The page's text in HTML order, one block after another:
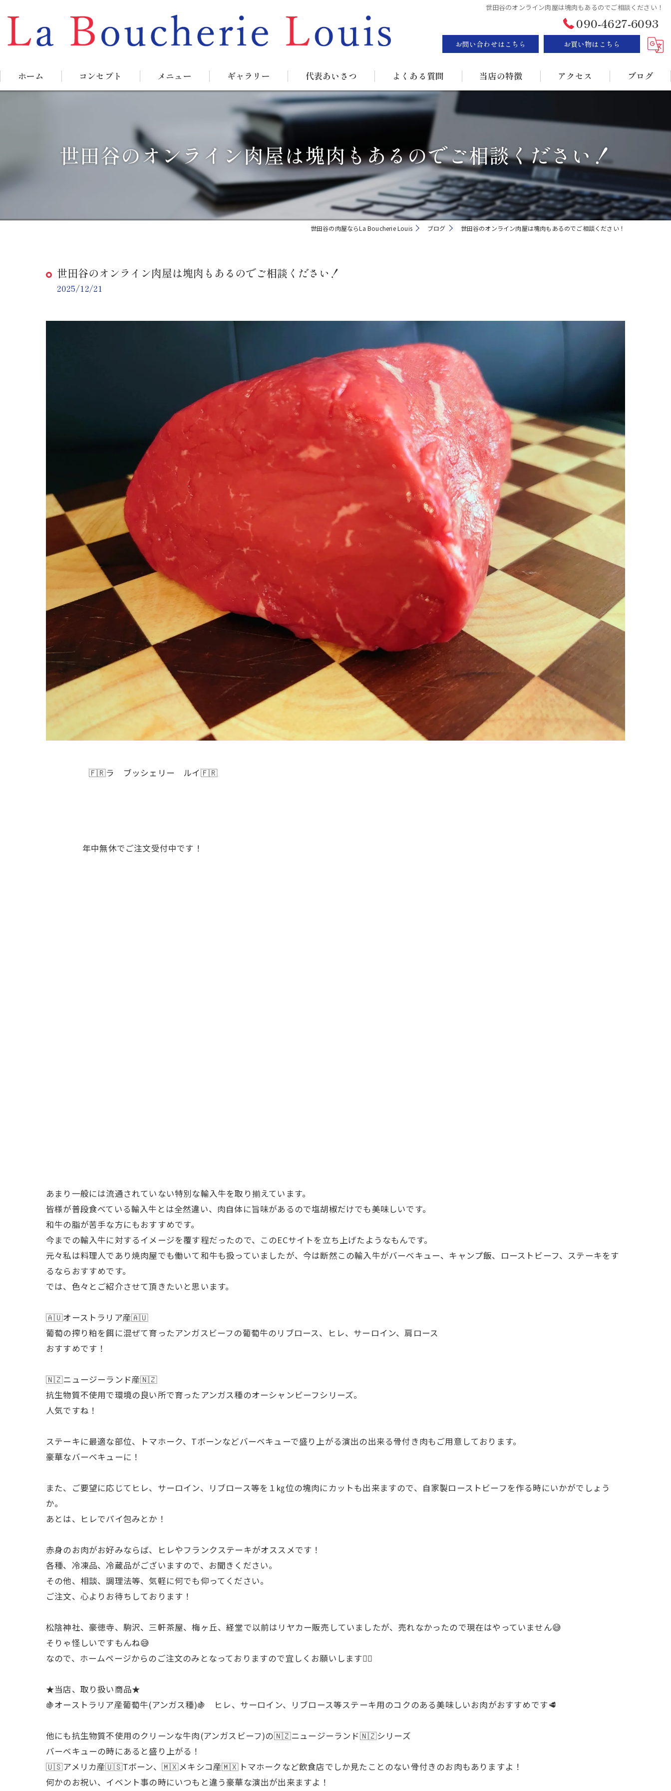
世田谷のオンライン肉屋は塊肉もあるのでご相談ください！
090-4627-6093
お問い合わせはこちら お買い物はこちら
ホーム コンセプト メニュー ギャラリー 代表あいさつ よくある質問 当店の特徴
ステーキ
BBQ
販売
持ち帰り
アクセス ブログ
世田谷のオンライン肉屋は塊肉もあるのでご相談ください！
世田谷の肉屋ならLa Boucherie Louis ブログ 世田谷のオンライン肉屋は塊肉もあるのでご相談ください！
世田谷のオンライン肉屋は塊肉もあるのでご相談ください！
2025/12/21
🇫🇷ラ ブッシェリー ルイ🇫🇷
年中無休でご注文受付中です！
あまり一般には流通されていない特別な輸入牛を取り揃えています。
皆様が普段食べている輸入牛とは全然違い、肉自体に旨味があるので塩胡椒だけでも美味しいです。
和牛の脂が苦手な方にもおすすめです。
今までの輸入牛に対するイメージを覆す程だったので、このECサイトを立ち上げたようなもんです。
元々私は料理人であり焼肉屋でも働いて和牛も扱っていましたが、今は断然この輸入牛がバーベキュー、キャンプ飯、ローストビーフ、ステーキをす
るならおすすめです。
では、色々とご紹介させて頂きたいと思います。
🇦🇺オーストラリア産🇦🇺
葡萄の搾り粕を餌に混ぜて育ったアンガスビーフの葡萄牛のリブロース、ヒレ、サーロイン、肩ロース
おすすめです！
🇳🇿ニュージーランド産🇳🇿
抗生物質不使用で環境の良い所で育ったアンガス種のオーシャンビーフシリーズ。
人気ですね！
ステーキに最適な部位、トマホーク、Tボーンなどバーベキューで盛り上がる演出の出来る骨付き肉もご用意しております。
豪華なバーベキューに！
また、ご要望に応じてヒレ、サーロイン、リブロース等を１㎏位の塊肉にカットも出来ますので、自家製ローストビーフを作る時にいかがでしょう
か。
あとは、ヒレでパイ包みとか！
赤身のお肉がお好みならば、ヒレやフランクステーキがオススメです！
各種、冷凍品、冷蔵品がございますので、お聞きください。
その他、相談、調理法等、気軽に何でも仰ってください。
ご注文、心よりお待ちしております！
松陰神社、豪徳寺、駒沢、三軒茶屋、梅ヶ丘、経堂で以前はリヤカー販売していましたが、売れなかったので現在はやっていません😅
そりゃ怪しいですもんね😅
なので、ホームページからのご注文のみとなっておりますので宜しくお願いします🙇‍♂
★当店、取り扱い商品★
🍇オーストラリア産葡萄牛(アンガス種)🍇 ヒレ、サーロイン、リブロース等ステーキ用のコクのある美味しいお肉がおすすめです🥩
他にも抗生物質不使用のクリーンな牛肉(アンガスビーフ)の🇳🇿ニュージーランド🇳🇿シリーズ
バーベキューの時にあると盛り上がる！
🇺🇸アメリカ産🇺🇸Tボーン、🇲🇽メキシコ産🇲🇽トマホークなど飲食店でしか見たことのない骨付きのお肉もありますよ！
何かのお祝い、イベント事の時にいつもと違う豪華な演出が出来ますよ！